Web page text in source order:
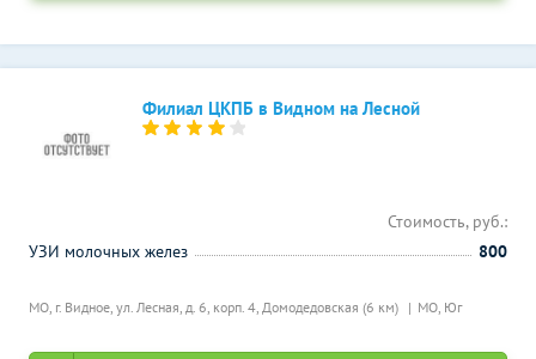
Филиал ЦКПБ в Видном на Лесной
МО, г. Видное, ул. Лесная, д. 6, корп. 4, Домодедовская (6 км) МО, Юг
Стоимость, руб.:
УЗИ молочных желез
800